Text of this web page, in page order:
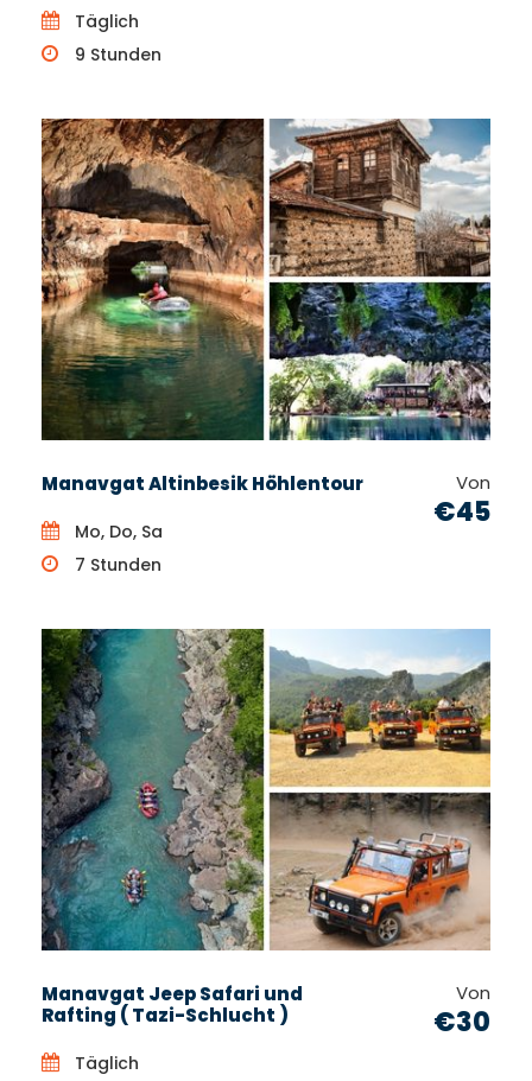
Täglich
9 Stunden
Manavgat Altinbesik Höhlentour Von
€45
Mo, Do, Sa
7 Stunden
Manavgat Jeep Safari und
Rafting ( Tazi-Schlucht )
Von
€30
Täglich